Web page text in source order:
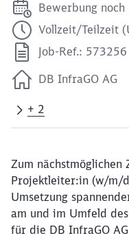
Bewerbung noch
Vollzeit/Teilzeit
Job-Ref.: 573256
DB InfraGO AG
+ 2
Zum
Projektleiter:in (w/m/
Umsetzung
am und im Umfeld
für die DB InfraGO